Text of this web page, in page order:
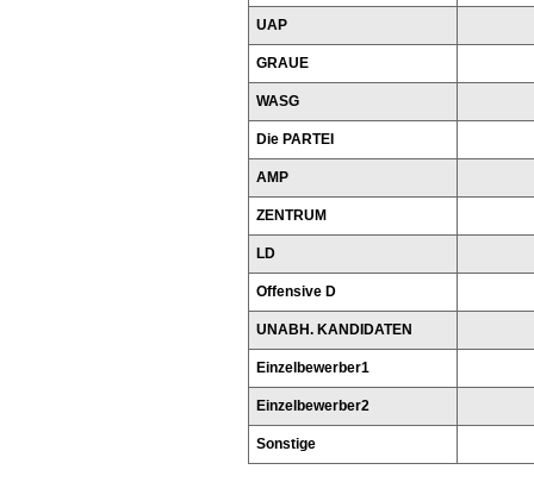
UAP
GRAUE
WASG
Die PARTEI
AMP
ZENTRUM
LD
Offensive D
UNABH. KANDIDATEN
Einzelbewerber1
Einzelbewerber2
Sonstige